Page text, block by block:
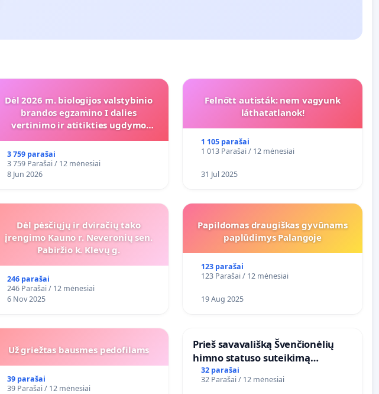
Dėl 2026 m. biologijos valstybinio
brandos egzamino I dalies
vertinimo ir atitikties ugdymo
3 759 parašai
3 759 Parašai / 12 mėnesiai
8 Jun 2026
Felnőtt autisták: nem vagyunk
láthatatlanok!
1 105 parašai
1 013 Parašai / 12 mėnesiai
31 Jul 2025
Dėl pėsčiųjų ir dviračių tako
įrengimo Kauno r. Neveronių sen.
Pabiržio k. Klevų g.
246 parašai
246 Parašai / 12 mėnesiai
6 Nov 2025
Papildomas draugiškas gyvūnams
paplūdimys Palangoje
123 parašai
123 Parašai / 12 mėnesiai
19 Aug 2025
Už griežtas bausmes pedofilams
39 parašai
39 Parašai / 12 mėnesiai
​Prieš savavališką Švenčionėlių
himno statuso suteikimą
atlikėjos Živilės dainai
32 parašai
32 Parašai / 12 mėnesiai